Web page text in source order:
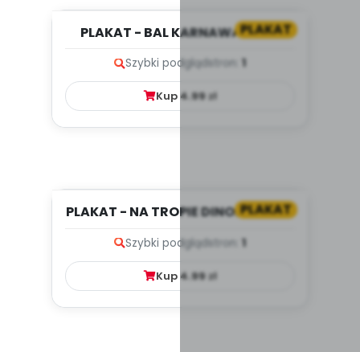
PLAKAT
PLAKAT - BAL KARNAWAŁOWY
Szybki podgląd stron: 1
Kup 4.99zł
PLAKAT
PLAKAT - NA TROPIE DINOZAURÓW
Szybki podglądstron: 1
Kup4.99zł